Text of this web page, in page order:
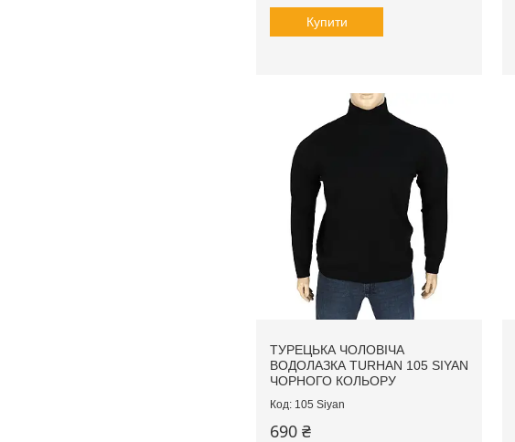
Купити
ТУРЕЦЬКА ЧОЛОВІЧА
ВОДОЛАЗКА TURHAN 105 SIYAN
ЧОРНОГО КОЛЬОРУ
105 Siyan
690 ₴